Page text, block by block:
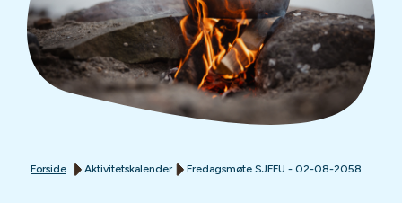
Forside Aktivitetskalender Fredagsmøte SJFFU - 02-08-2058